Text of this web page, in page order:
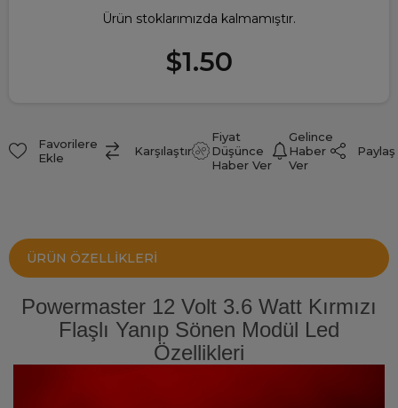
Ürün stoklarımızda kalmamıştır.
$1.50
Favorilere
Ekle
Karşılaştır
Fiyat
Düşünce
Haber Ver
Gelince
Haber
Ver
Paylaş
ÜRÜN ÖZELLIKLERI
Powermaster 12 Volt 3.6 Watt Kırmızı
Flaşlı Yanıp Sönen Modül Led
Özellikleri